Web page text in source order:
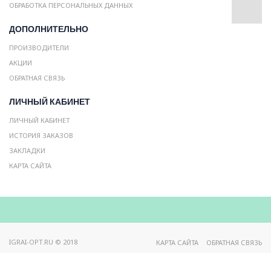
ОБРАБОТКА ПЕРСОНАЛЬНЫХ ДАННЫХ
ДОПОЛНИТЕЛЬНО
ПРОИЗВОДИТЕЛИ
АКЦИИ
ОБРАТНАЯ СВЯЗЬ
ЛИЧНЫЙ КАБИНЕТ
ЛИЧНЫЙ КАБИНЕТ
ИСТОРИЯ ЗАКАЗОВ
ЗАКЛАДКИ
КАРТА САЙТА
IGRAI-OPT.RU © 2018 КАРТА САЙТА ОБРАТНАЯ СВЯЗЬ